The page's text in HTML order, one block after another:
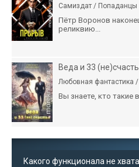
Самиздат / Попаданцы
Пётр Воронов
реликвию...
Веда и 33
Любовная фантастика
Вы знаете, кто
Какого функционала не